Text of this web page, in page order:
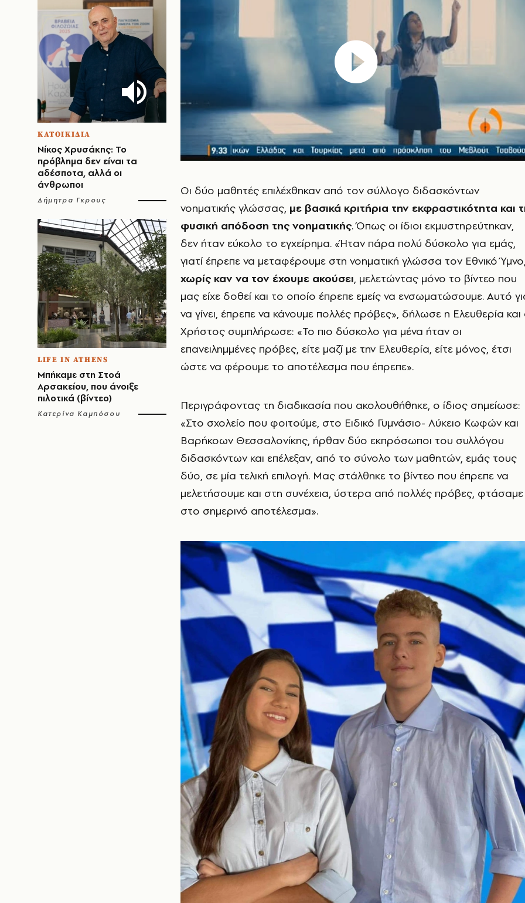
ΚΑΤΟΙΚΙΔΙΑ
Νίκος Χρυσάκης: Το
πρόβλημα δεν είναι τα
αδέσποτα, αλλά οι
άνθρωποι
Δήμητρα Γκρους
LIFE IN ATHENS
Μπήκαμε στη Στοά
Αρσακείου, που άνοιξε
πιλοτικά (βίντεο)
Κατερίνα Καμπόσου
Οι δύο μαθητές επιλέχθηκαν από τον σύλλογο διδασκόντων
νοηματικής γλώσσας, με βασικά κριτήρια την εκφραστικότητα και
φυσική απόδοση της νοηματικής. Όπως οι ίδιοι εκμυστηρεύτηκαν,
δεν ήταν εύκολο το εγχείρημα. «Ήταν πάρα πολύ δύσκολο για εμάς,
γιατί έπρεπε να μεταφέρουμε στη νοηματική γλώσσα τον Εθνικό
χωρίς καν να τον έχουμε ακούσει, μελετώντας μόνο το βίντεο που
μας είχε δοθεί και το οποίο έπρεπε εμείς να ενσωματώσουμε. Αυτό
να γίνει, έπρεπε να κάνουμε πολλές πρόβες», δήλωσε η Ελευθερία και
Χρήστος συμπλήρωσε: «Το πιο δύσκολο για μένα ήταν οι
επανειλημμένες πρόβες, είτε μαζί με την Ελευθερία, είτε μόνος, έτσι
ώστε να φέρουμε το αποτέλεσμα που έπρεπε».
Περιγράφοντας τη διαδικασία που ακολουθήθηκε, ο ίδιος σημείωσε:
«Στο σχολείο που φοιτούμε, στο Ειδικό Γυμνάσιο- Λύκειο Κωφών και
Βαρήκοων Θεσσαλονίκης, ήρθαν δύο εκπρόσωποι του συλλόγου
διδασκόντων και επέλεξαν, από το σύνολο των μαθητών, εμάς τους
δύο, σε μία τελική επιλογή. Μας στάλθηκε το βίντεο που έπρεπε να
μελετήσουμε και στη συνέχεια, ύστερα από πολλές πρόβες, φτάσαμε
στο σημερινό αποτέλεσμα».